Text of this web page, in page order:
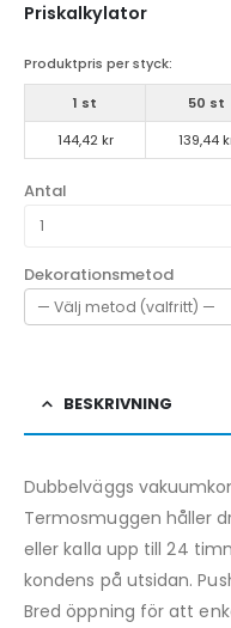
Priskalkylator
Produktpris per styck:
1 st 50 st
144,42 kr
139,44
Antal
Dekorationsmetod
BESKRIVNING
Dubbelväggs
Termosmuggen håller
eller kalla upp till 24
kondens på utsidan.
Bred öppning för att